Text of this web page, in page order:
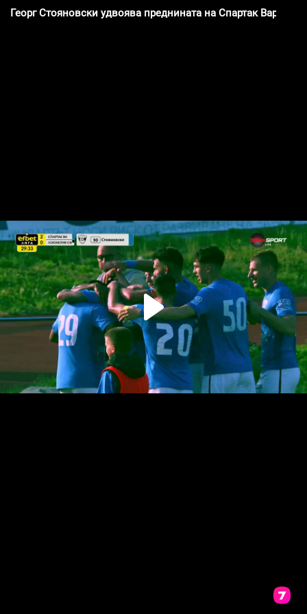
Георг Стояновски удвоява преднината на Спартак Варна